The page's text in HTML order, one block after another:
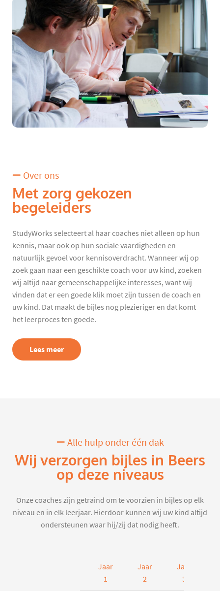
Over ons
Met zorg gekozen
begeleiders
StudyWorks selecteert al haar coaches niet alleen op hun
kennis, maar ook op hun sociale vaardigheden en
natuurlijk gevoel voor kennisoverdracht. Wanneer wij op
zoek gaan naar een geschikte coach voor uw kind, zoeken
wij altijd naar gemeenschappelijke interesses, want wij
vinden dat er een goede klik moet zijn tussen de coach en
uw kind. Dat maakt de bijles nog plezieriger en dat komt
het leerproces ten goede.
Lees meer
Alle hulp onder één dak
Wij verzorgen bijles in Beers
op deze niveaus
Onze coaches zijn getraind om te voorzien in bijles op elk
niveau en in elk leerjaar. Hierdoor kunnen wij uw kind altijd
ondersteunen waar hij/zij dat nodig heeft.
Jaar
1
Jaar
2
Jaar
3